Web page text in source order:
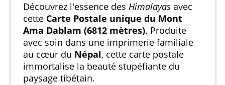
Découvrez l'essence des Himalayas avec
cette Carte Postale unique du Mont
Ama Dablam (6812 mètres). Produite
avec soin dans une imprimerie familiale
au cœur du Népal, cette carte postale
immortalise la beauté stupéfiante du
paysage tibétain.